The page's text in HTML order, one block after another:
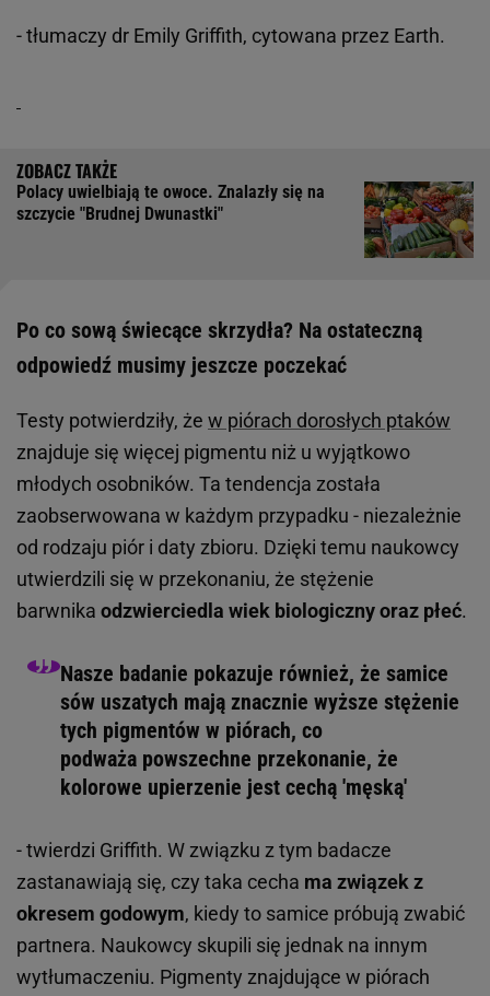
- tłumaczy dr Emily Griffith, cytowana przez Earth.
Polacy uwielbiają te owoce. Znalazły się na
szczycie "Brudnej Dwunastki"
Po co sową świecące skrzydła? Na ostateczną
odpowiedź musimy jeszcze poczekać
Testy potwierdziły, że w piórach dorosłych ptaków
znajduje się więcej pigmentu niż u wyjątkowo
młodych osobników. Ta tendencja została
zaobserwowana w każdym przypadku - niezależnie
od rodzaju piór i daty zbioru. Dzięki temu naukowcy
utwierdzili się w przekonaniu, że stężenie
barwnika odzwierciedla wiek biologiczny oraz płeć.
Nasze badanie pokazuje również, że samice
sów uszatych mają znacznie wyższe stężenie
tych pigmentów w piórach, co
podważa powszechne przekonanie, że
kolorowe upierzenie jest cechą 'męską'
- twierdzi Griffith. W związku z tym badacze
zastanawiają się, czy taka cecha ma związek z
okresem godowym, kiedy to samice próbują zwabić
partnera. Naukowcy skupili się jednak na innym
wytłumaczeniu. Pigmenty znajdujące w piórach